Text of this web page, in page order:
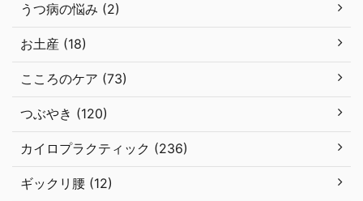
うつ病の悩み (2)
お土産 (18)
こころのケア (73)
つぶやき (120)
カイロプラクティック (236)
ギックリ腰 (12)